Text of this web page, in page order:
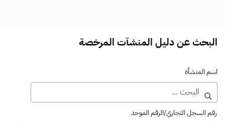
البحث عن دليل المنشآت المرخصة
اسم المنشأة
رقم السجل التجاري/الرقم الموحد